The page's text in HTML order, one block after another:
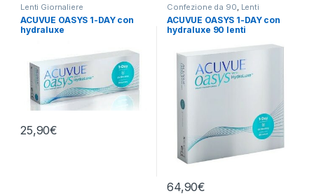
Lenti Giornaliere
ACUVUE OASYS 1-DAY con
hydraluxe
25,90€
Confezione da 90, Lenti
Giornaliere
ACUVUE OASYS 1-DAY con
hydraluxe 90 lenti
64,90€